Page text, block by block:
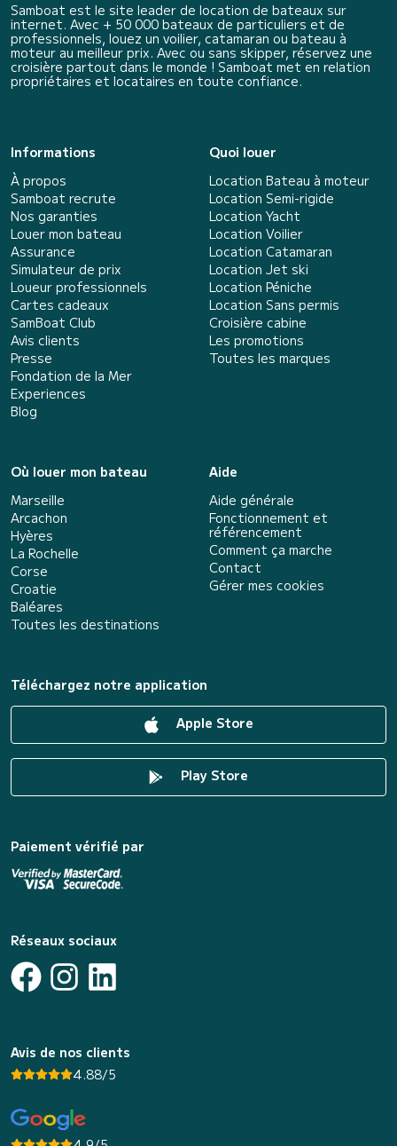
Samboat est le site leader de location de bateaux sur
internet. Avec + 50 000 bateaux de particuliers et de
professionnels, louez un voilier, catamaran ou bateau à
moteur au meilleur prix. Avec ou sans skipper, réservez une
croisière partout dans le monde ! Samboat met en relation
propriétaires et locataires en toute confiance.
Informations
À propos
Samboat recrute
Nos garanties
Louer mon bateau
Assurance
Simulateur de prix
Loueur professionnels
Cartes cadeaux
SamBoat Club
Avis clients
Presse
Fondation de la Mer
Experiences
Blog
Quoi louer
Location Bateau à moteur
Location Semi-rigide
Location Yacht
Location Voilier
Location Catamaran
Location Jet ski
Location Péniche
Location Sans permis
Croisière cabine
Les promotions
Toutes les marques
Où louer mon bateau
Marseille
Arcachon
Hyères
La Rochelle
Corse
Croatie
Baléares
Toutes les destinations
Aide
Aide générale
Fonctionnement et
référencement
Comment ça marche
Contact
Gérer mes cookies
Téléchargez notre application
Apple Store
Play Store
Paiement vérifié par
Réseaux sociaux
Avis de nos clients
4.88/5